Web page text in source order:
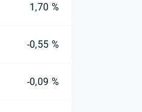
1,70 %
-0,55 %
-0,09 %